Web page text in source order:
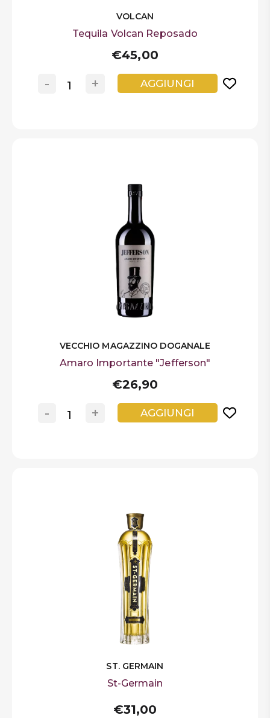
VOLCAN
Tequila Volcan Reposado
€45,00
+
- AGGIUNGI
VECCHIO MAGAZZINO DOGANALE
Amaro Importante "Jefferson"
€26,90
+
- AGGIUNGI
ST. GERMAIN
St-Germain
€31,00